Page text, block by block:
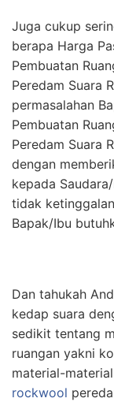
Juga cukup
berapa Harga
Pembuatan
Peredam Suara
permasalahan
Pembuatan
Peredam Suara
dengan
kepada
tidak
Bapak/Ibu
Dan tahukah
kedap suara
sedikit tentang
ruangan yakni
material-
rockwool